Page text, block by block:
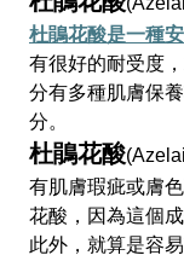
杜鵑花酸是一種
有很好的耐受度
分有多種肌膚保
分。
杜鵑花酸
有肌膚瑕疵或膚
花酸，因為這個
此外，就算是容